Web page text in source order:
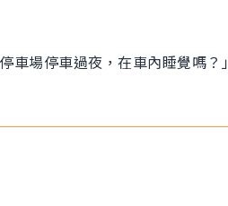
場停車過夜，在車內睡覺嗎？」